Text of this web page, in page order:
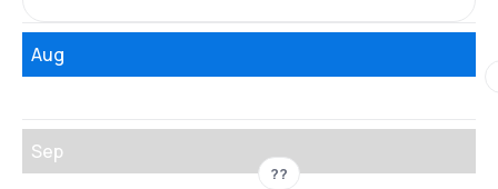
Aug
Sep
??